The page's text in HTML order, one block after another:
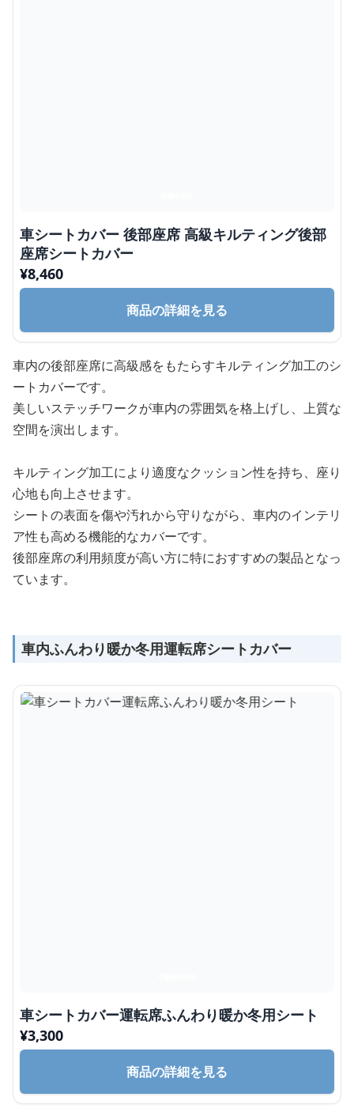
車シートカバー 後部座席 高級キルティング後部
座席シートカバー
¥8,460
商品の詳細を見る
車内の後部座席に高級感をもたらすキルティング加工のシ
ートカバーです。
美しいステッチワークが車内の雰囲気を格上げし、上質な
空間を演出します。
キルティング加工により適度なクッション性を持ち、座り
心地も向上させます。
シートの表面を傷や汚れから守りながら、車内のインテリ
ア性も高める機能的なカバーです。
後部座席の利用頻度が高い方に特におすすめの製品となっ
ています。
車内ふんわり暖か冬用運転席シートカバー
車シートカバー運転席ふんわり暖か冬用シート
¥3,300
商品の詳細を見る